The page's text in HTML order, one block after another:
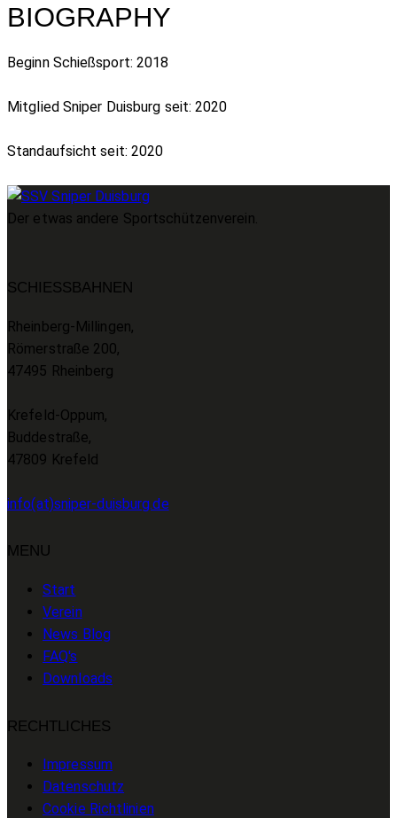
BIOGRAPHY
Beginn Schießsport: 2018
Mitglied Sniper Duisburg seit: 2020
Standaufsicht seit: 2020
Der etwas andere Sportschützenverein.
SCHIESSBAHNEN
Rheinberg-Millingen,
Römerstraße 200,
47495 Rheinberg
Krefeld-Oppum,
Buddestraße,
47809 Krefeld
info(at)sniper-duisburg.de
MENU
Start
Verein
News Blog
FAQ's
Downloads
RECHTLICHES
Impressum
Datenschutz
Cookie Richtlinien